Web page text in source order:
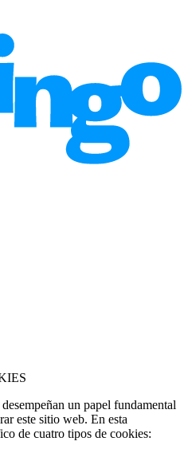
un papel fundamental
este sitio web. En esta
de cuatro tipos de cookies: